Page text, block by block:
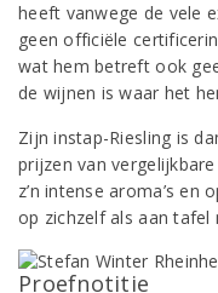
heeft vanwege de vele
geen officiële
wat hem betreft ook
de wijnen is waar het
Zijn instap-Riesling is
prijzen van
z’n intense aroma’s en
op zichzelf als aan tafel
Proefnotitie